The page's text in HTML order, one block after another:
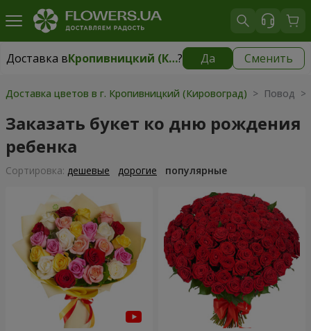
Доставка в Кропивницкий (Кировоград)? Да Сменить
Доставка вКропивницкий (Кировоград) бесплатно
Доставка цветов в г. Кропивницкий (Кировоград) > Повод >
Заказать букет ко дню рождения
ребенка
Cортировка: дешевые дорогие популярные